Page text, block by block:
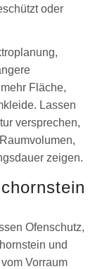
oder
Fläche,
Lassen
versprechen,
zeigen.
Ofenschutz,
und
Vorraum